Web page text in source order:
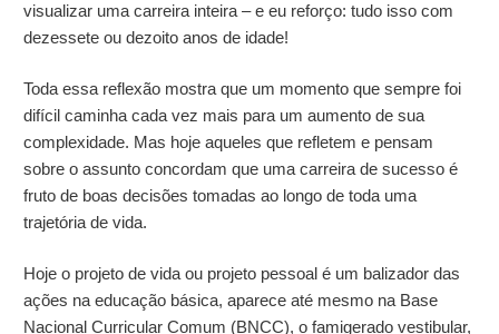
visualizar uma carreira inteira – e eu reforço: tudo isso com
dezessete ou dezoito anos de idade!
Toda essa reflexão mostra que um momento que sempre foi
difícil caminha cada vez mais para um aumento de sua
complexidade. Mas hoje aqueles que refletem e pensam
sobre o assunto concordam que uma carreira de sucesso é
fruto de boas decisões tomadas ao longo de toda uma
trajetória de vida.
Hoje o projeto de vida ou projeto pessoal é um balizador das
ações na educação básica, aparece até mesmo na Base
Nacional Curricular Comum (BNCC), o famigerado vestibular,